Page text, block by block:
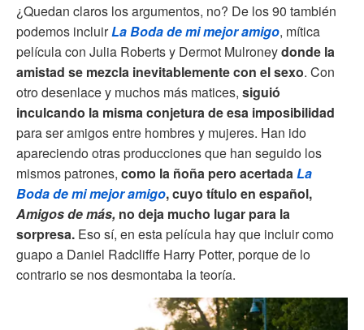
¿Quedan claros los argumentos, no? De los 90 también
podemos incluirLa Boda de mi mejor amigo, mítica
película con Julia Roberts y Dermot Mulroneydonde la
amistad se mezcla inevitablemente con el sexo. Con
otro desenlace y muchos más matices, siguió
inculcando la misma conjetura de esa imposibilidad
para ser amigos entre hombres y mujeres. Han ido
apareciendo otras producciones que han seguido los
mismos patrones, como la ñoña pero acertadaLa
Boda de mi mejor amigo,cuyo título en español,
Amigos de más, no deja mucho lugar para la
sorpresa. Eso sí, en esta película hay que incluir como
guapo a Daniel Radcliffe Harry Potter, porque de lo
contrario se nos desmontaba la teoría.